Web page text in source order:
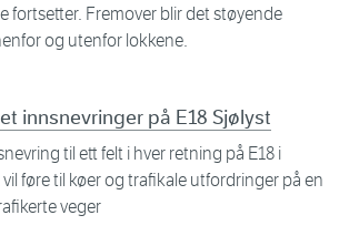
fortsetter. Fremover blir det støyende
og utenfor lokkene.
innsnevringer på E18 Sjølyst
til ett felt i hver retning på E18 i
føre til køer og trafikale utfordringer på en
veger